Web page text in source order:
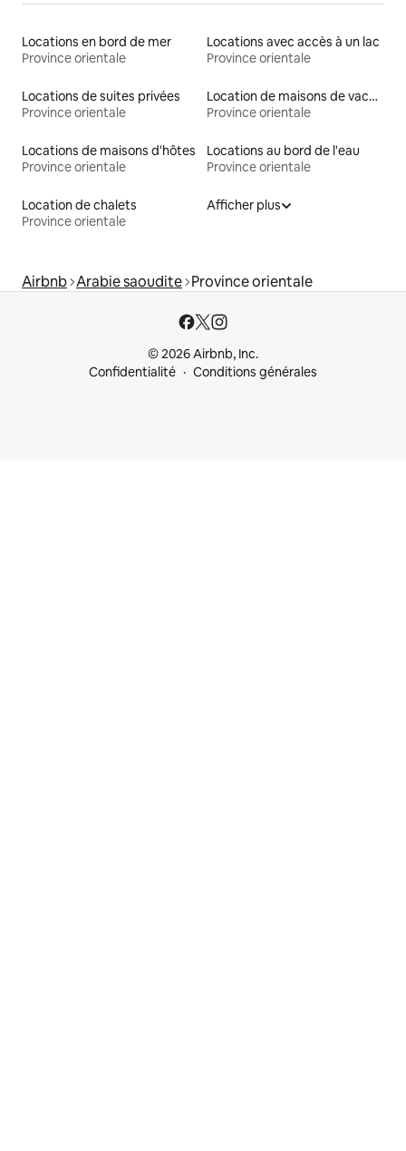
Locations en bord de mer
Province orientale
Locations avec accès à un lac
Province orientale
Locations de suites privées
Province orientale
Location de maisons de vacances
Province orientale
Locations de maisons d'hôtes
Province orientale
Locations au bord de l'eau
Province orientale
Location de chalets
Province orientale
Afficher plus
Airbnb Arabie saoudite Province orientale
© 2026 Airbnb, Inc.
Confidentialité
Conditions générales